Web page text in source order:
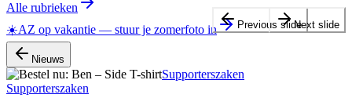
Alle rubrieken
☀️AZ op vakantie — stuur je zomerfoto in
Nieuws
Supporterszaken
Supporterszaken
Previous slideNext slide